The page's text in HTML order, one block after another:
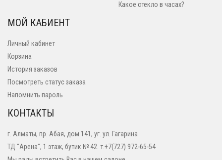
Какое стекло в часах?
МОЙ КАБИЕНТ
Личный кабинет
Корзина
История заказов
Посмотреть статус заказа
Напомнить пароль
КОНТАКТЫ
г. Алматы, пр. Абая, дом 141, уг. ул. Гагарина
ТД "Арена", 1 этаж, бутик № 42. т.+7(727) 972-65-54